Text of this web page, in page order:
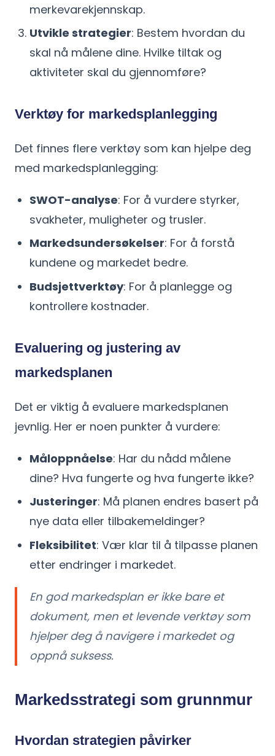
merkevarekjennskap.
Utvikle strategier: Bestem hvordan du
skal nå målene dine. Hvilke tiltak og
aktiviteter skal du gjennomføre?
Verktøy for markedsplanlegging
Det finnes flere verktøy som kan hjelpe deg
med markedsplanlegging:
SWOT-analyse: For å vurdere styrker,
svakheter, muligheter og trusler.
Markedsundersøkelser: For å forstå
kundene og markedet bedre.
Budsjettverktøy: For å planlegge og
kontrollere kostnader.
Evaluering og justering av
markedsplanen
Det er viktig å evaluere markedsplanen
jevnlig. Her er noen punkter å vurdere:
Måloppnåelse: Har du nådd målene
dine? Hva fungerte og hva fungerte ikke?
Justeringer: Må planen endres basert på
nye data eller tilbakemeldinger?
Fleksibilitet: Vær klar til å tilpasse planen
etter endringer i markedet.
En god markedsplan er ikke bare et
dokument, men et levende verktøy som
hjelper deg å navigere i markedet og
oppnå suksess.
Markedsstrategi som grunnmur
Hvordan strategien påvirker